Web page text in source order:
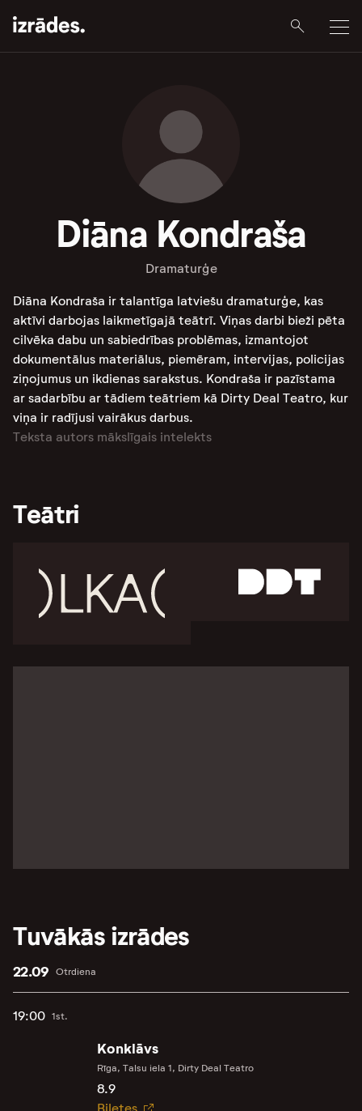
Diāna Kondraša
Dramaturģe
Diāna Kondraša ir talantīga latviešu dramaturģe, kas
aktīvi darbojas laikmetīgajā teātrī. Viņas darbi bieži pēta
cilvēka dabu un sabiedrības problēmas, izmantojot
dokumentālus materiālus, piemēram, intervijas, policijas
ziņojumus un ikdienas sarakstus. Kondraša ir pazīstama
ar sadarbību ar tādiem teātriem kā Dirty Deal Teatro, kur
viņa ir radījusi vairākus darbus.
Teksta autors mākslīgais intelekts
Teātri
Tuvākās izrādes
Otrdiena
22.09
19:00 1st.
Konklāvs
Rīga, Talsu iela 1, Dirty Deal Teatro
8.9